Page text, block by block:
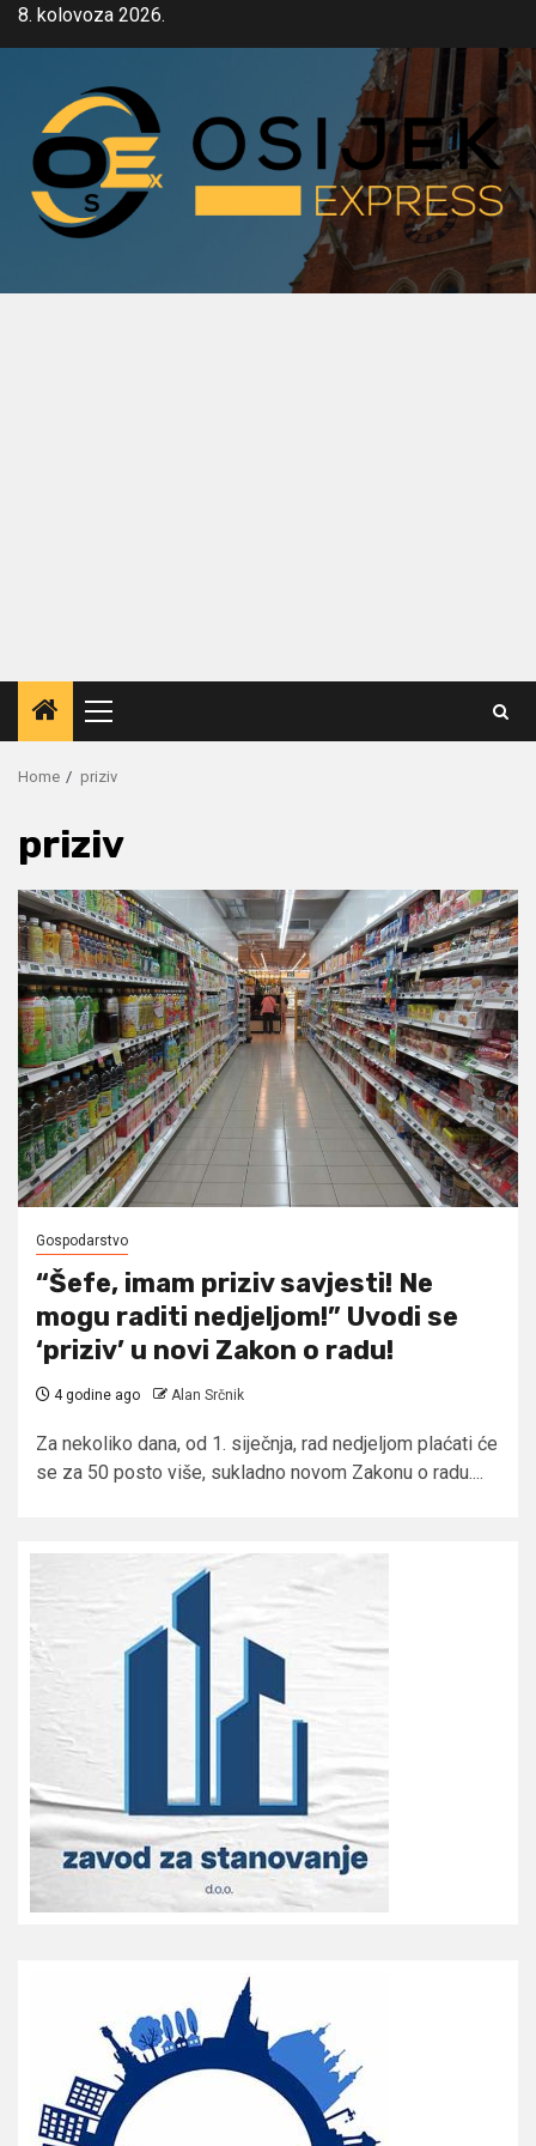
Skip8. kolovoza 2026.
Primary
Menu
Home priziv
priziv
Gospodarstvo
“Šefe, imam priziv savjesti! Ne
mogu raditi nedjeljom!” Uvodi se
‘priziv’ u novi Zakon o radu!
4 godine ago Alan Srčnik
Za nekoliko dana, od 1. siječnja, rad nedjeljom plaćati će
se za 50 posto više, sukladno novom Zakonu o radu....